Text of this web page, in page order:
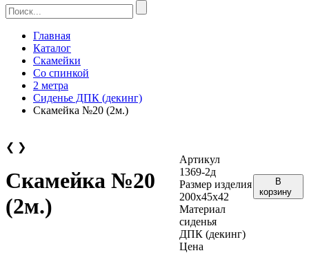
Главная
Каталог
Скамейки
Со спинкой
2 метра
Сиденье ДПК (декинг)
Скамейка №20 (2м.)
❮ ❯
Скамейка №20
(2м.)
Артикул
1369-2д
Размер изделия
200х45х42
Материал
сиденья
ДПК (декинг)
Цена
В
корзину